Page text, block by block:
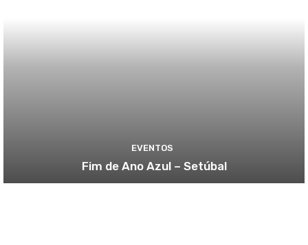
EVENTOS
Fim de Ano Azul – Setúbal